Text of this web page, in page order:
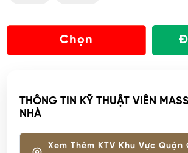
Chọn
THÔNG TIN KỸ THUẬT VIÊN
NHÀ
Xem Thêm KTV Khu Vực Quận